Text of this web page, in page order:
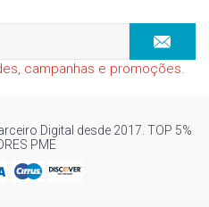
campanhas e promoções.
Digital desde 2017. TOP 5%
PME